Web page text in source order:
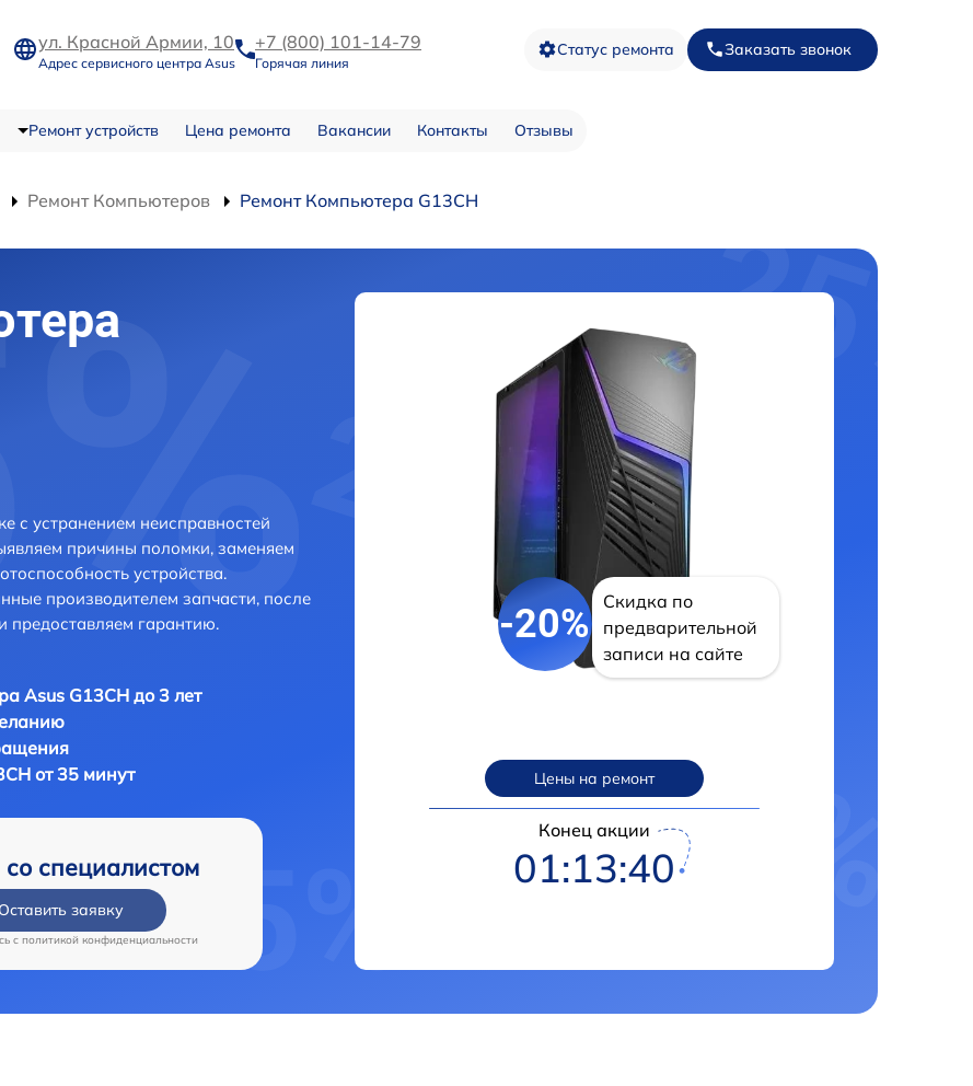
ул. Красной Армии, 10
Адрес сервисного центра Asus
+7 (800) 101-14-79
Горячая линия
Статус ремонта Заказать звонок
Ремонт устройств Цена ремонта Вакансии Контакты Отзывы
Ремонт Компьютеров Ремонт Компьютера G13CH
с устранением неисправностей
причины поломки, заменяем
устройства.
производителем запчасти, после
предоставляем гарантию.
Asus G13CH до 3 лет
от 35 минут
специалистом
Оставить заявку
c политикой конфиденциальности
-20%
Скидка по
предварительной
записи на сайте
Цены на ремонт
Конец акции
01:13:39